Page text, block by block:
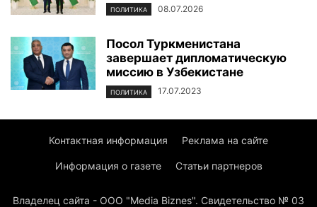
ПОЛИТИКА 08.07.2026
Посол Туркменистана
завершает дипломатическую
миссию в Узбекистане
ПОЛИТИКА 17.07.2023
Контактная информация Реклама на сайте
Информация о газете Статьи партнеров
Владелец сайта - ООО "Media Biznes". Свидетельство № 03